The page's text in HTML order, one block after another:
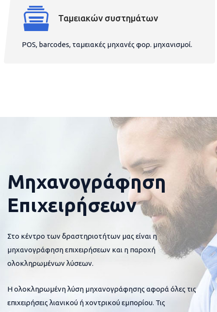
Ταμειακών συστημάτων
POS, barcodes, ταμειακές μηχανές φορ. μηχανισμοί.
Μηχανογράφηση
Επιχειρήσεων
Στο κέντρο των δραστηριοτήτων μας είναι η
μηχανογράφηση επιχειρήσεων και η παροχή
ολοκληρωμένων λύσεων.
Η ολοκληρωμένη λύση μηχανογράφησης αφορά όλες τις
επιχειρήσεις λιανικού ή χοντρικού εμπορίου. Τις